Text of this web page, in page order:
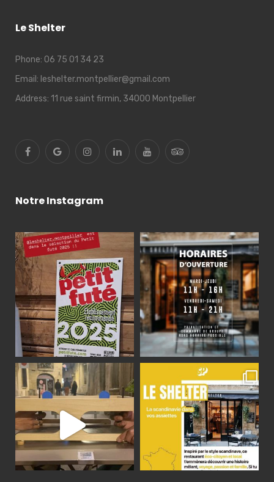
Le Shelter
Phone: 06 75 01 34 23
Email: leshelter.montpellier@gmail.com
Address: 11 rue saint firmin, 34000 Montpellier
Notre Instagram